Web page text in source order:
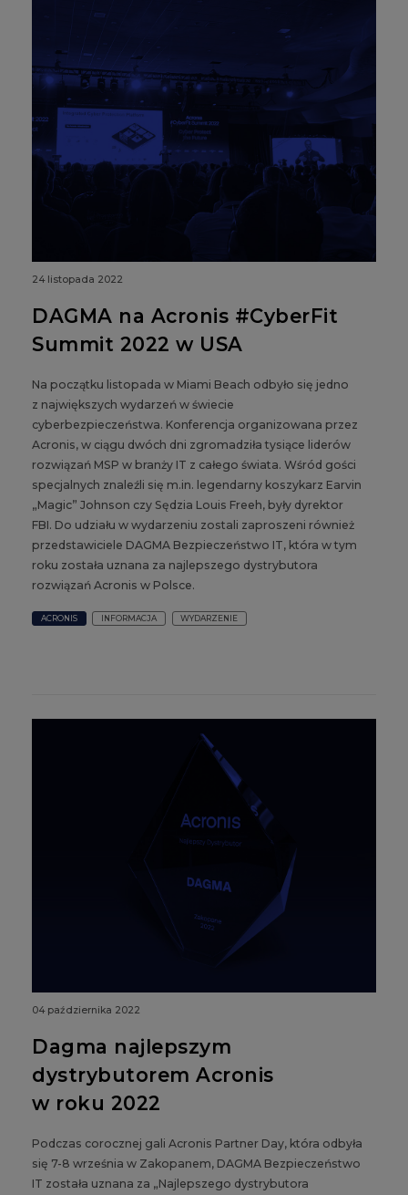
24 listopada 2022
DAGMA na Acronis #CyberFit
Summit 2022 w USA
Na początku listopada w Miami Beach odbyło się jedno
z największych wydarzeń w świecie
cyberbezpieczeństwa. Konferencja organizowana przez
Acronis, w ciągu dwóch dni zgromadziła tysiące liderów
rozwiązań MSP w branży IT z całego świata. Wśród gości
specjalnych znaleźli się m.in. legendarny koszykarz Earvin
„Magic” Johnson czy Sędzia Louis Freeh, były dyrektor
FBI. Do udziału w wydarzeniu zostali zaproszeni również
przedstawiciele DAGMA Bezpieczeństwo IT, która w tym
roku została uznana za najlepszego dystrybutora
rozwiązań Acronis w Polsce.
ACRONIS INFORMACJA WYDARZENIE
04 października 2022
Dagma najlepszym
dystrybutorem Acronis
w roku 2022
Podczas corocznej gali Acronis Partner Day, która odbyła
się 7-8 września w Zakopanem, DAGMA Bezpieczeństwo
IT została uznana za „Najlepszego dystrybutora